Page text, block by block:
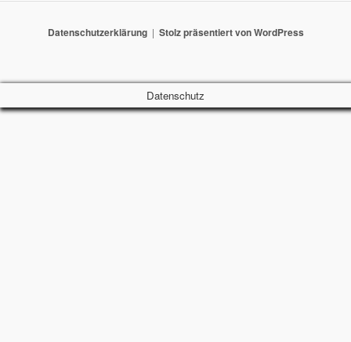
Datenschutzerklärung Stolz präsentiert von WordPress
Datenschutz